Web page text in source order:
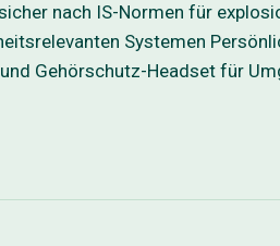
nach IS-Normen für
Systemen
Gehörschutz-Headset für